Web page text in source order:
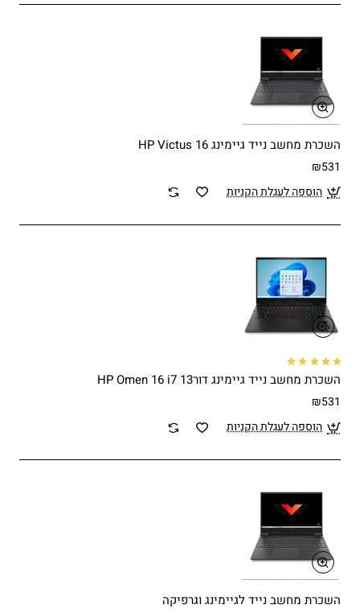
השכרת מחשב נייד גיימינג HP Victus 16
₪531
הוספה לעגלת הקניות
השכרת מחשב נייד גיימינג דור13 HP Omen 16 i7
₪531
הוספה לעגלת הקניות
השכרת מחשב נייד לגיימינג וגרפיקה